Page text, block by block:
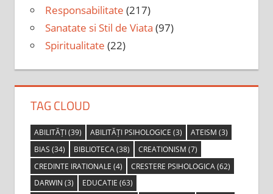
Responsabilitate (217)
Sanatate si Stil de Viata (97)
Spiritualitate (22)
TAG CLOUD
ABILITĂȚI(39) ABILITĂȚI PSIHOLOGICE (3) ATEISM (3)
BIAS (34) BIBLIOTECA(38) CREATIONISM (7)
CREDINTE IRATIONALE (4) CRESTERE PSIHOLOGICA(62)
DARWIN (3) EDUCATIE (63)